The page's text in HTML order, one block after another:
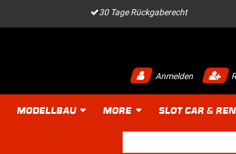
30 Tage Rückgaberecht
Anmelden
MODELLBAU MORE SLOT CAR &